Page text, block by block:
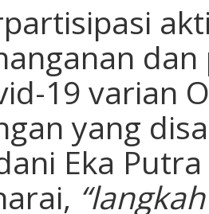
19 varian
yang
Eka